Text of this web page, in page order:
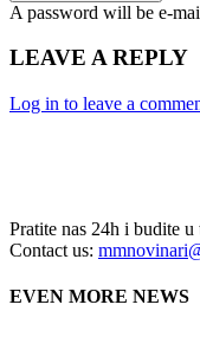
A password will be e-
LEAVE A REPLY
Log in to leave a
Pratite nas 24h i budite
Contact us:
EVEN MORE NEWS